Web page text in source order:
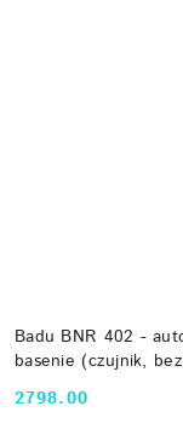
Badu BNR 402 -
basenie (czujnik,
Cena:
2798.00